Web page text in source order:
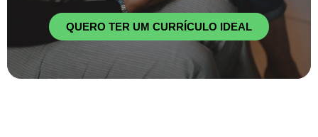
QUERO TER UM CURRÍCULO IDEAL